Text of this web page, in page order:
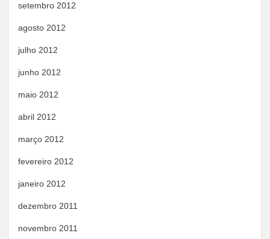
setembro 2012
agosto 2012
julho 2012
junho 2012
maio 2012
abril 2012
março 2012
fevereiro 2012
janeiro 2012
dezembro 2011
novembro 2011